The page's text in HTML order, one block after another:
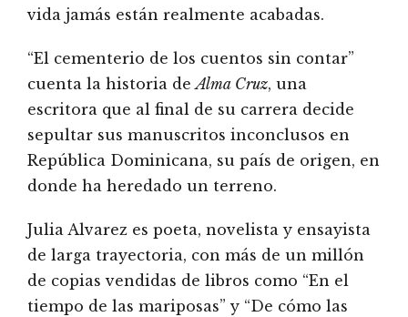
vida jamás están realmente acabadas.
“El cementerio de los cuentos sin contar”
cuenta la historia deAlma Cruz, una
escritora que al final de su carrera decide
sepultar sus manuscritos inconclusos en
República Dominicana, su país de origen, en
donde ha heredado un terreno.
Julia Alvarez es poeta, novelista y ensayista
de larga trayectoria, con más de un millón
de copias vendidas de libros como “En el
tiempo de las mariposas” y “De cómo las